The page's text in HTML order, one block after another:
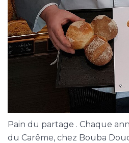
Pain du partage . Chaque
du Carême, chez Bouba